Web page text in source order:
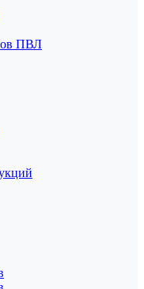
ПВЛ